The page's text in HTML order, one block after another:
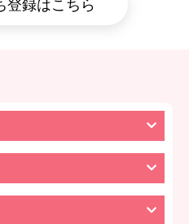
登録はこちら